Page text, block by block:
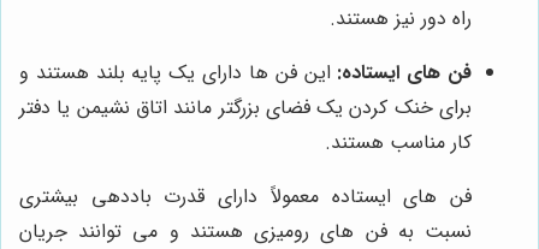
راه دور نیز هستند.
فن های ایستاده: این فن ها دارای یک پایه بلند هستند و
برای خنک کردن یک فضای بزرگتر مانند اتاق نشیمن یا دفتر
کار مناسب هستند.
فن های ایستاده معمولاً دارای قدرت باددهی بیشتری
نسبت به فن های رومیزی هستند و می توانند جریان